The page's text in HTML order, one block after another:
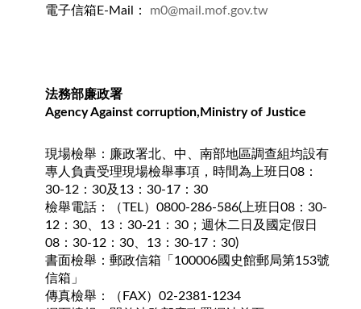
​電子信箱E-Mail： m0@mail.mof.gov.tw
法務部廉政署
Agency Against corruption,Ministry of Justice
​現場檢舉：廉政署北、中、南部地區調查組均設有
專人負責受理現場檢舉事項，時間為上班日08：
30-12：30及13：30-17：30
檢舉電話：（TEL）0800-286-586(上班日08：30-
12：30、13：30-21：30；週休二日及國定假日
08：30-12：30、13：30-17：30)
書面檢舉：郵政信箱「100006國史館郵局第153號
信箱」
傳真檢舉：（FAX）02-2381-1234